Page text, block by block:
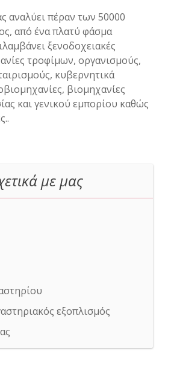
με μας
εξοπλισμός
αναλύει πέραν των 50000
από ένα πλατύ φάσμα
ξενοδοχειακές
τροφίμων, οργανισμούς,
κυβερνητικά
βιομηχανίες
και γενικού εμπορίου καθώς